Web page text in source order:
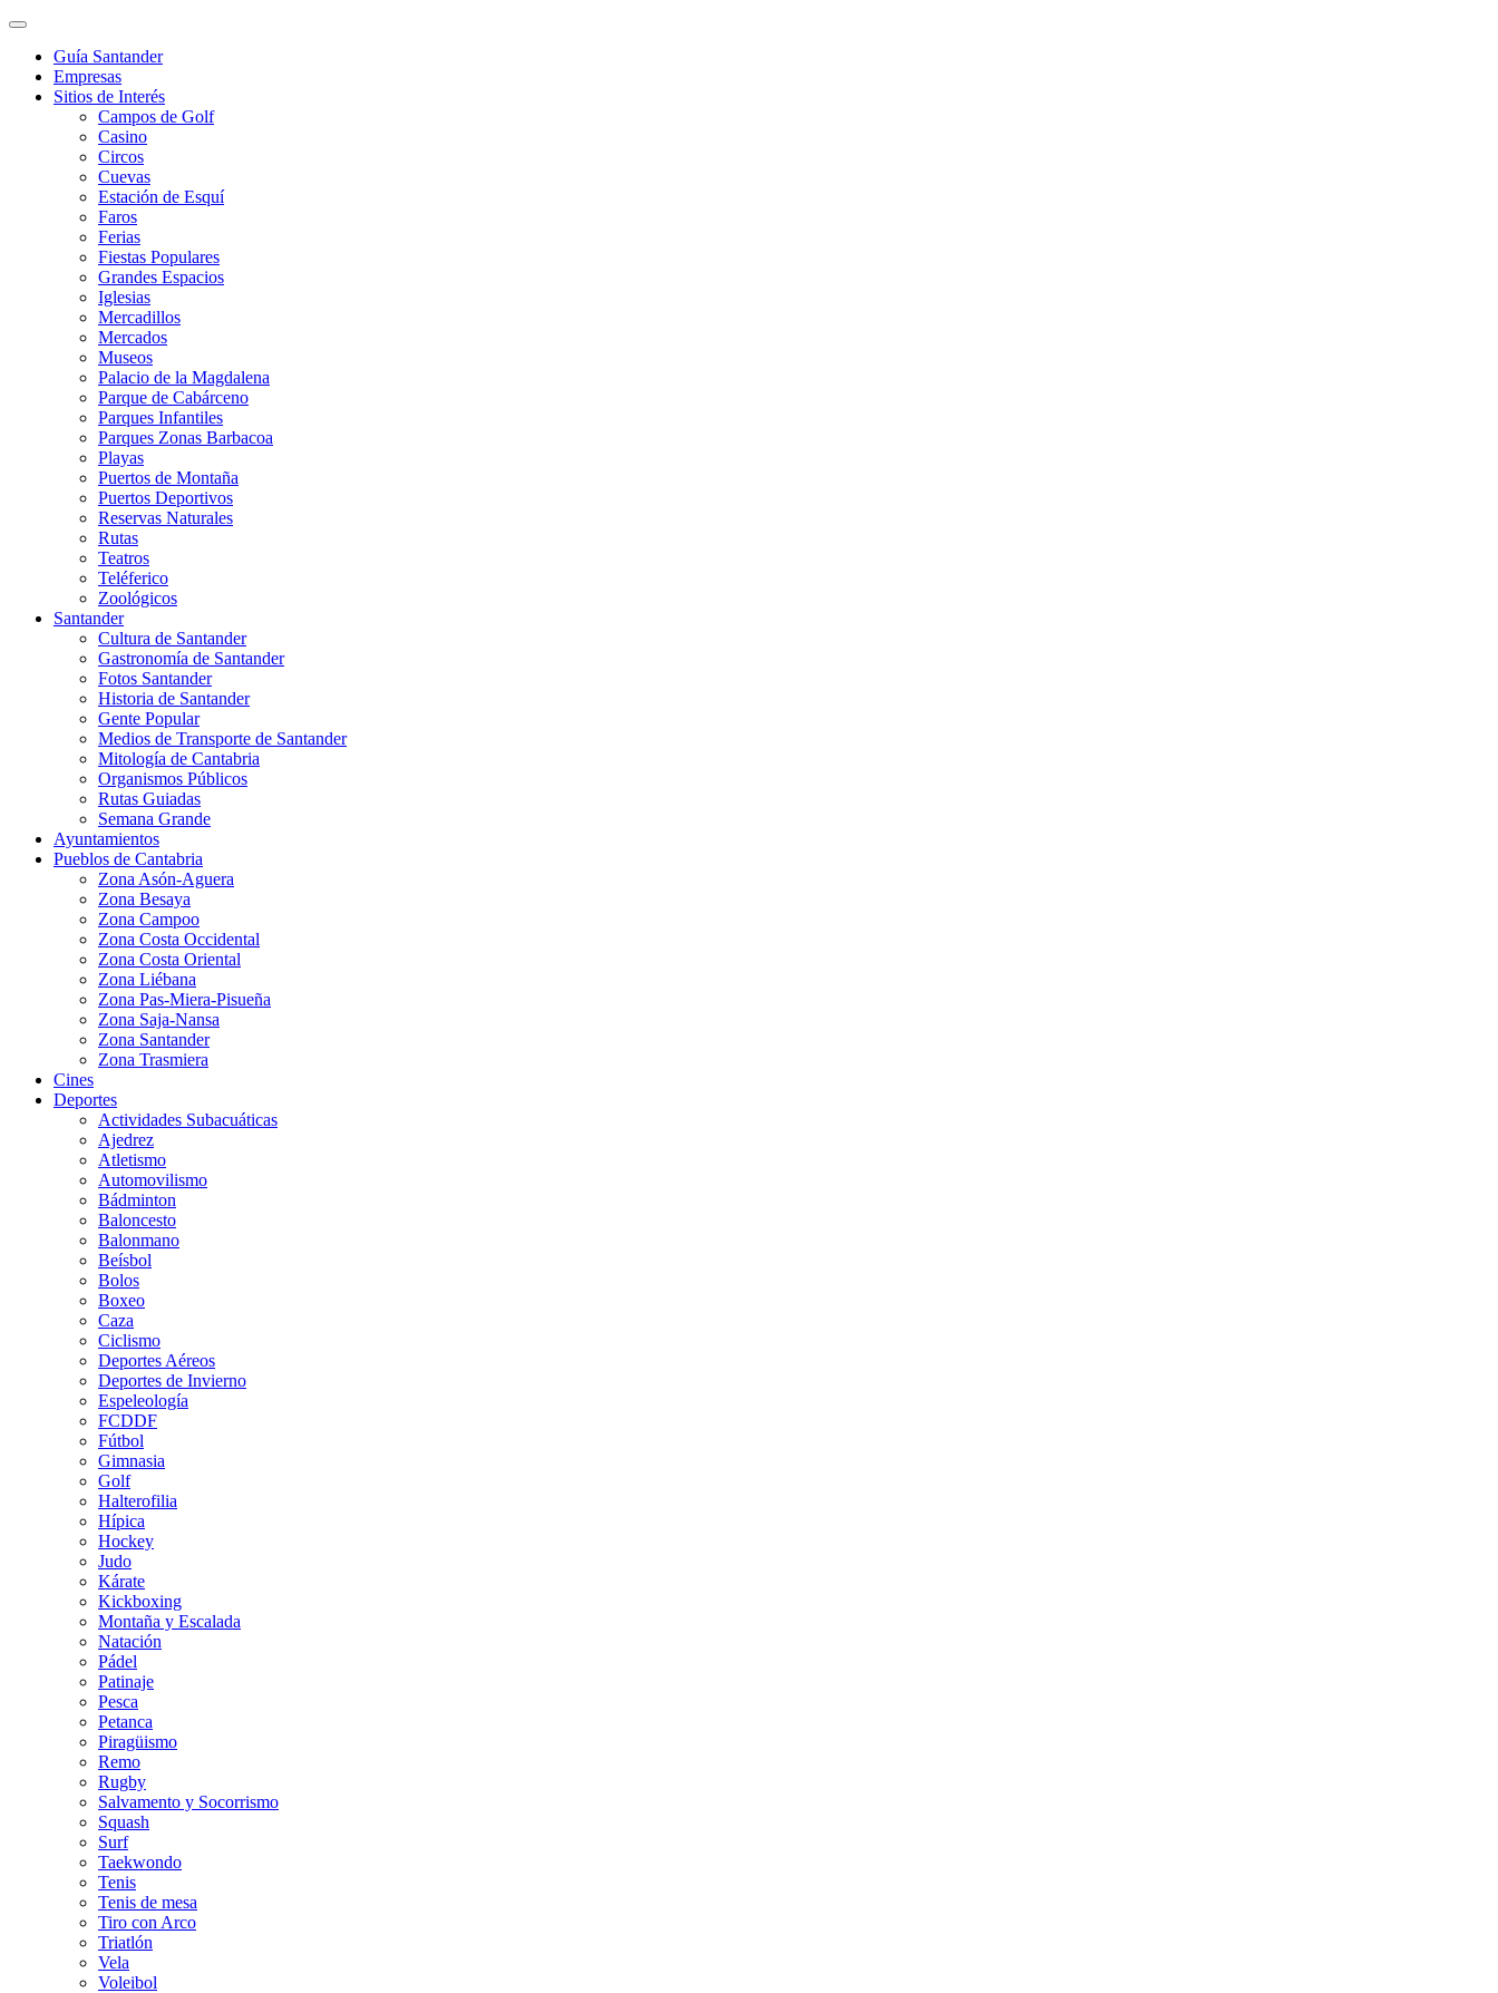
Guía Santander
Empresas
Sitios de Interés
Campos de Golf
Casino
Circos
Cuevas
Estación de Esquí
Faros
Ferias
Fiestas Populares
Grandes Espacios
Iglesias
Mercadillos
Mercados
Museos
Palacio de la Magdalena
Parque de Cabárceno
Parques Infantiles
Parques Zonas Barbacoa
Playas
Puertos de Montaña
Puertos Deportivos
Reservas Naturales
Rutas
Teatros
Teléferico
Zoológicos
Santander
Cultura de Santander
Gastronomía de Santander
Fotos Santander
Historia de Santander
Gente Popular
Medios de Transporte de Santander
Mitología de Cantabria
Organismos Públicos
Rutas Guiadas
Semana Grande
Ayuntamientos
Pueblos de Cantabria
Zona Asón-Aguera
Zona Besaya
Zona Campoo
Zona Costa Occidental
Zona Costa Oriental
Zona Liébana
Zona Pas-Miera-Pisueña
Zona Saja-Nansa
Zona Santander
Zona Trasmiera
Cines
Deportes
Actividades Subacuáticas
Ajedrez
Atletismo
Automovilismo
Bádminton
Baloncesto
Balonmano
Beísbol
Bolos
Boxeo
Caza
Ciclismo
Deportes Aéreos
Deportes de Invierno
Espeleología
FCDDF
Fútbol
Gimnasia
Golf
Halterofilia
Hípica
Hockey
Judo
Kárate
Kickboxing
Montaña y Escalada
Natación
Pádel
Patinaje
Pesca
Petanca
Piragüismo
Remo
Rugby
Salvamento y Socorrismo
Squash
Surf
Taekwondo
Tenis
Tenis de mesa
Tiro con Arco
Triatlón
Vela
Voleibol